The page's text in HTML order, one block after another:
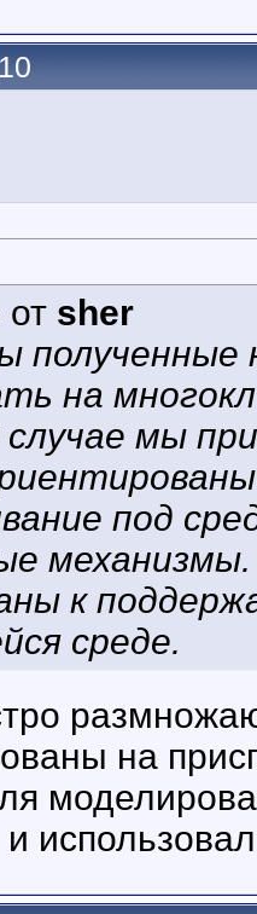
sher
полученные
на
мы
под
к
среде.
на
и